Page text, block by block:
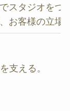
スタジオをつ
お客様の立場
支える。